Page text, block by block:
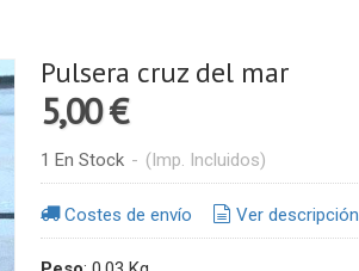
Pulsera cruz del mar
5,00 €
1 En Stock - (Imp. Incluidos)
Costes de envío Ver descripción